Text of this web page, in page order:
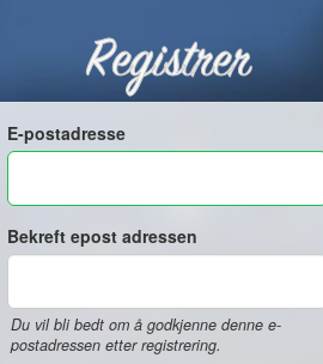
Registrer
E-postadresse
Bekreft epost adressen
Du vil bli bedt om å godkjenne denne e-
postadressen etter registrering.